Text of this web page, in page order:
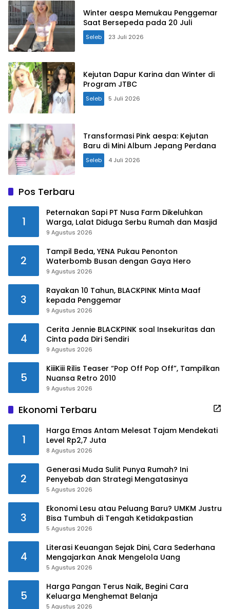
Winter aespa Memukau Penggemar
Saat Bersepeda pada 20 Juli
Seleb 23 Juli 2026
Kejutan Dapur Karina dan Winter di
Program JTBC
Seleb 5 Juli 2026
Transformasi Pink aespa: Kejutan
Baru di Mini Album Jepang Perdana
Seleb 4 Juli 2026
Pos Terbaru
1
Peternakan Sapi PT Nusa Farm Dikeluhkan
Warga, Lalat Diduga Serbu Rumah dan Masjid
9 Agustus 2026
2
Tampil Beda, YENA Pukau Penonton
Waterbomb Busan dengan Gaya Hero
9 Agustus 2026
3
Rayakan 10 Tahun, BLACKPINK Minta Maaf
kepada Penggemar
9 Agustus 2026
4
Cerita Jennie BLACKPINK soal Insekuritas dan
Cinta pada Diri Sendiri
9 Agustus 2026
5
KiiiKiii Rilis Teaser “Pop Off Pop Off”, Tampilkan
Nuansa Retro 2010
9 Agustus 2026
Ekonomi Terbaru
1
Harga Emas Antam Melesat Tajam Mendekati
Level Rp2,7 Juta
8 Agustus 2026
2
Generasi Muda Sulit Punya Rumah? Ini
Penyebab dan Strategi Mengatasinya
5 Agustus 2026
3
Ekonomi Lesu atau Peluang Baru? UMKM Justru
Bisa Tumbuh di Tengah Ketidakpastian
5 Agustus 2026
4
Literasi Keuangan Sejak Dini, Cara Sederhana
Mengajarkan Anak Mengelola Uang
5 Agustus 2026
5
Harga Pangan Terus Naik, Begini Cara
Keluarga Menghemat Belanja
5 Agustus 2026